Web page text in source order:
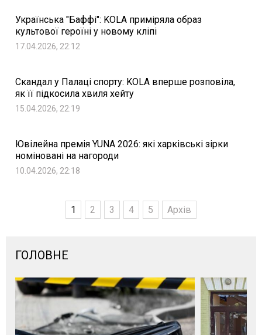
Українська "Баффі": KOLA приміряла образ
культової героїні у новому кліпі
17.04.2026, 22:12
Скандал у Палаці спорту: KOLA вперше розповіла,
як її підкосила хвиля хейту
15.04.2026, 22:19
Ювілейна премія YUNA 2026: які харківські зірки
номіновані на нагороди
10.04.2026, 22:18
1 2 3 4 5 Архів
ГОЛОВНЕ